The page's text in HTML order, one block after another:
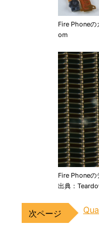
Fire Phoneの
om
Fire Phoneの
出典：